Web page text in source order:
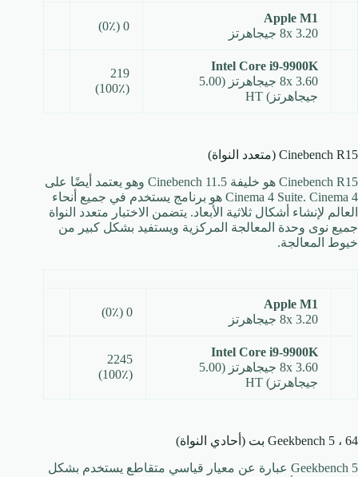
Apple M1
8x 3.20 جيجاهرتز
0 (0٪)
Intel Core i9-9900K
8x 3.60 جيجاهرتز (5.00
جيجاهرتز) HT
219
(100٪)
Cinebench R15 (متعدد النواة)
Cinebench R15 هو خليفة Cinebench 11.5 وهو يعتمد أيضًا على
Cinema 4 Suite. Cinema 4 هو برنامج يستخدم في جميع أنحاء
العالم لإنشاء أشكال ثلاثية الأبعاد. يتضمن الاختبار متعدد النواة
جميع نوى وحدة المعالجة المركزية ويستفيد بشكل كبير من
خيوط المعالجة.
Apple M1
8x 3.20 جيجاهرتز
0 (0٪)
Intel Core i9-9900K
8x 3.60 جيجاهرتز (5.00
جيجاهرتز) HT
2245
(100٪)
Geekbench 5 ، 64 بت (أحادي النواة)
Geekbench 5 عبارة عن معيار قياسي متقاطع يستخدم بشكل